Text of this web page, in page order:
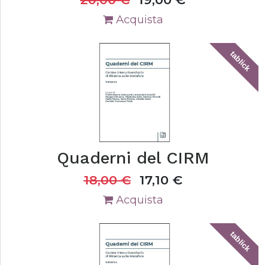
Acquista
tablick
Quaderni del CIRM
18,00€ 17,10 €
Acquista
tablick